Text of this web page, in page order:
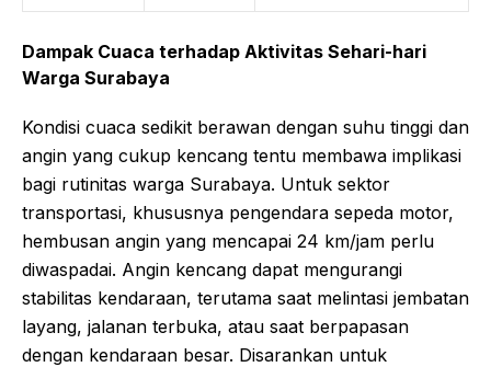
Dampak Cuaca terhadap Aktivitas Sehari-hari
Warga Surabaya
Kondisi cuaca sedikit berawan dengan suhu tinggi dan
angin yang cukup kencang tentu membawa implikasi
bagi rutinitas warga Surabaya. Untuk sektor
transportasi, khususnya pengendara sepeda motor,
hembusan angin yang mencapai 24 km/jam perlu
diwaspadai. Angin kencang dapat mengurangi
stabilitas kendaraan, terutama saat melintasi jembatan
layang, jalanan terbuka, atau saat berpapasan
dengan kendaraan besar. Disarankan untuk